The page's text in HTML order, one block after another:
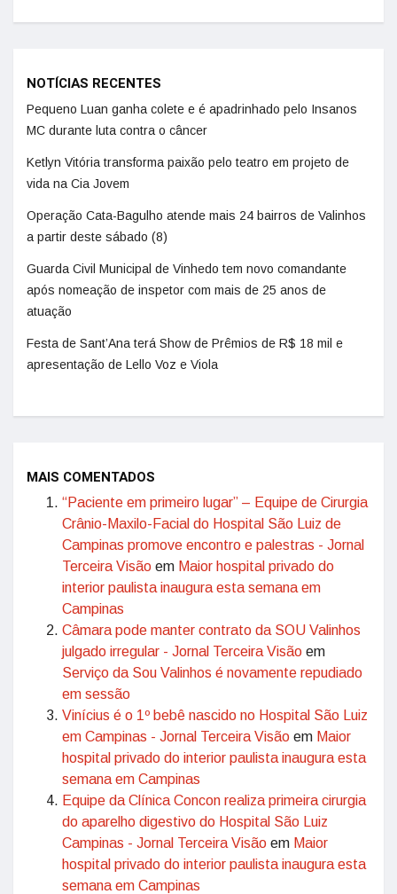
NOTÍCIAS RECENTES
Pequeno Luan ganha colete e é apadrinhado pelo Insanos
MC durante luta contra o câncer
Ketlyn Vitória transforma paixão pelo teatro em projeto de
vida na Cia Jovem
Operação Cata-Bagulho atende mais 24 bairros de Valinhos
a partir deste sábado (8)
Guarda Civil Municipal de Vinhedo tem novo comandante
após nomeação de inspetor com mais de 25 anos de
atuação
Festa de Sant’Ana terá Show de Prêmios de R$ 18 mil e
apresentação de Lello Voz e Viola
MAIS COMENTADOS
“Paciente em primeiro lugar” – Equipe de Cirurgia
Crânio-Maxilo-Facial do Hospital São Luiz de
Campinas promove encontro e palestras - Jornal
Terceira Visão em Maior hospital privado do
interior paulista inaugura esta semana em
Campinas
Câmara pode manter contrato da SOU Valinhos
julgado irregular - Jornal Terceira Visão em
Serviço da Sou Valinhos é novamente repudiado
em sessão
Vinícius é o 1º bebê nascido no Hospital São Luiz
em Campinas - Jornal Terceira Visão em Maior
hospital privado do interior paulista inaugura esta
semana em Campinas
Equipe da Clínica Concon realiza primeira cirurgia
do aparelho digestivo do Hospital São Luiz
Campinas - Jornal Terceira Visão em Maior
hospital privado do interior paulista inaugura esta
semana em Campinas